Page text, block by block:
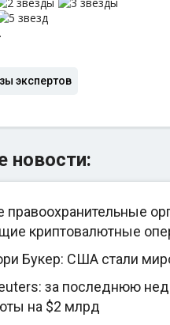
экспертов
новости:
правоохранительные
криптовалютные
Букер: США стали
за последнюю
на $2 млрд